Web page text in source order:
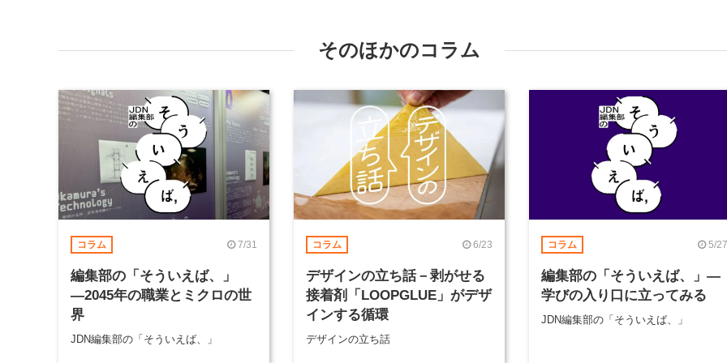
そのほかのコラム
コラム 7/31
編集部の「そういえば、」
―2045年の職業とミクロの世
界
JDN編集部の「そういえば、」
コラム 6/23
デザインの立ち話－剥がせる
接着剤「LOOPGLUE」がデザ
インする循環
デザインの立ち話
コラム 5/27
編集部の「そういえば、」―
学びの入り口に立ってみる
JDN編集部の「そういえば、」